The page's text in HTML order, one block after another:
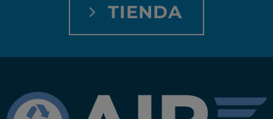
TIENDA